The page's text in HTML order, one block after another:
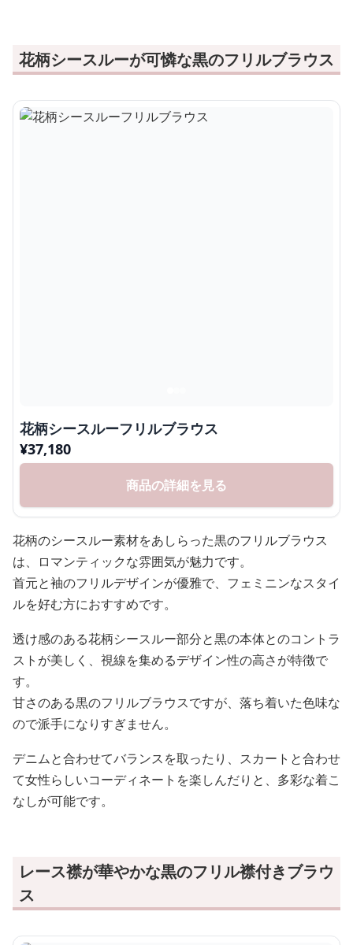
花柄シースルーが可憐な黒のフリルブラウス
花柄シースルーフリルブラウス
¥37,180
商品の詳細を見る
花柄のシースルー素材をあしらった黒のフリルブラウス
は、ロマンティックな雰囲気が魅力です。
首元と袖のフリルデザインが優雅で、フェミニンなスタイ
ルを好む方におすすめです。
透け感のある花柄シースルー部分と黒の本体とのコントラ
ストが美しく、視線を集めるデザイン性の高さが特徴で
す。
甘さのある黒のフリルブラウスですが、落ち着いた色味な
ので派手になりすぎません。
デニムと合わせてバランスを取ったり、スカートと合わせ
て女性らしいコーディネートを楽しんだりと、多彩な着こ
なしが可能です。
レース襟が華やかな黒のフリル襟付きブラウ
ス